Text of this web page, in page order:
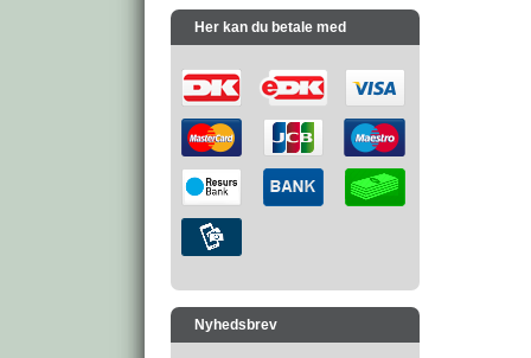
Her kan du betale med
Nyhedsbrev